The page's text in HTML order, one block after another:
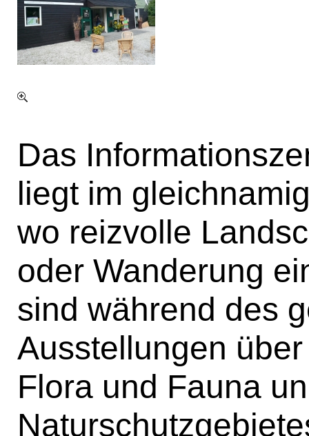
Das
liegt im
wo reizvolle
oder Wanderung
sind während des
Ausstellungen
Flora und Fauna